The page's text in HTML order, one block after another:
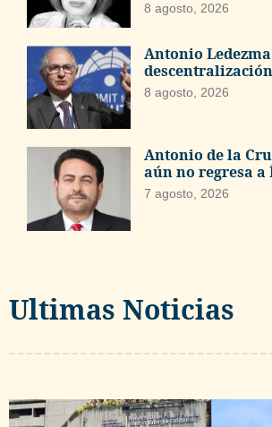
8 agosto, 2026
Antonio
descentralización
8 agosto, 2026
Antonio de la
aún no regresa a
7 agosto, 2026
Ultimas Noticias